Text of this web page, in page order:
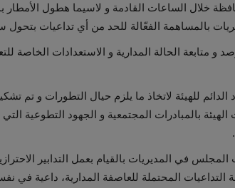
خلال الساعات القادمة و لاسيما هطول الأمطار
بالمساهمة الفعّالة للحد من أي تداعيات بتحول
و متابعة الحالة المدارية و الاستعدادات الخاصة
للهيئة لاتخاذ ما يلزم حيال التطورات و تم
بالمبادرات المجتمعية و الجهود التطوعية
في المديريات بالقيام بعمل التدابير
التداعيات المحتملة للعاصفة المدارية، داعية في